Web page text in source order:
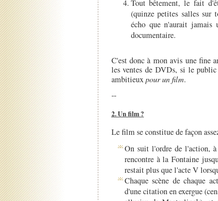
Tout bêtement, le fait
(quinze petites salles sur
écho que n'aurait
documentaire.
C'est donc à mon avis une fine
les ventes de DVDs, si le
ambitieuxpour un film.
--
2. Un film ?
Le film se constitue de façon
On suit l'ordre de l'action, à
rencontre à la Fontaine
restait plus que l'acte V
Chaque scène de chaque
d'une citation en exergue